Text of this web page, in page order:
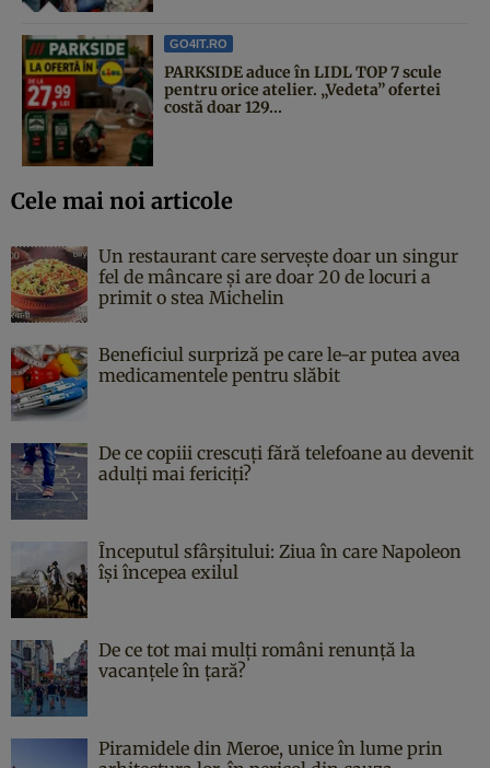
GO4IT.RO
PARKSIDE aduce în LIDL TOP 7 scule
pentru orice atelier. „Vedeta” ofertei
costă doar 129...
Cele mai noi articole
Un restaurant care servește doar un singur
fel de mâncare și are doar 20 de locuri a
primit o stea Michelin
Beneficiul surpriză pe care le-ar putea avea
medicamentele pentru slăbit
De ce copiii crescuți fără telefoane au devenit
adulți mai fericiți?
Începutul sfârşitului: Ziua în care Napoleon
îşi începea exilul
De ce tot mai mulți români renunță la
vacanțele în țară?
Piramidele din Meroe, unice în lume prin